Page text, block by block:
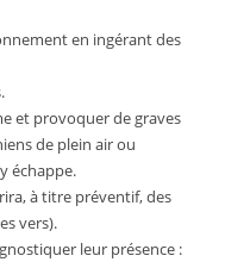
en ingérant des
et provoquer de graves
de plein air ou
échappe.
à titre préventif, des
vers).
leur présence :